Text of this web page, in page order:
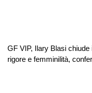
GF VIP, Ilary Blasi
rigore e femminilità,